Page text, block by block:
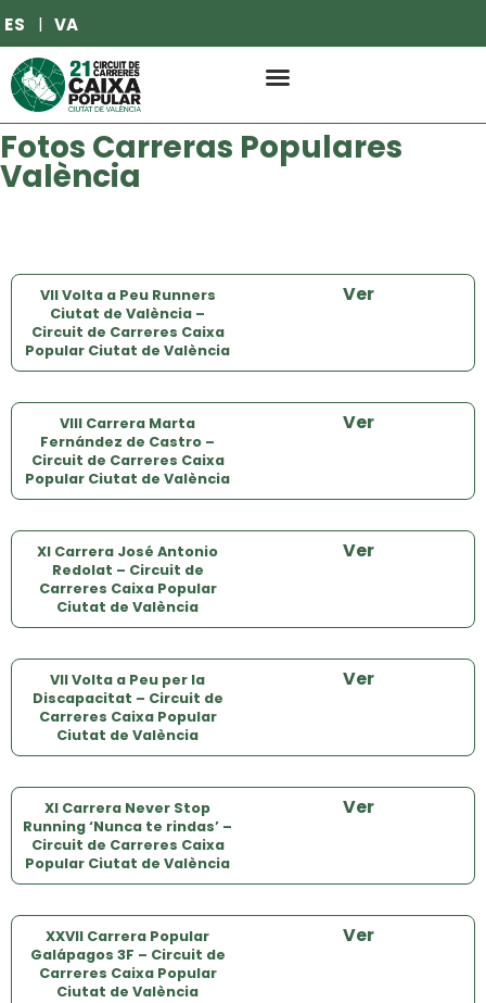
ES VA
Fotos Carreras Populares
València
VII Volta a Peu Runners
Ciutat de València –
Circuit de Carreres Caixa
Popular Ciutat de València
Ver
VIII Carrera Marta
Fernández de Castro –
Circuit de Carreres Caixa
Popular Ciutat de València
Ver
XI Carrera José Antonio
Redolat – Circuit de
Carreres Caixa Popular
Ciutat de València
Ver
VII Volta a Peu per la
Discapacitat – Circuit de
Carreres Caixa Popular
Ciutat de València
Ver
XI Carrera Never Stop
Running ‘Nunca te rindas’ –
Circuit de Carreres Caixa
Popular Ciutat de València
Ver
XXVII Carrera Popular
Galápagos 3F – Circuit de
Carreres Caixa Popular
Ciutat de València
Ver